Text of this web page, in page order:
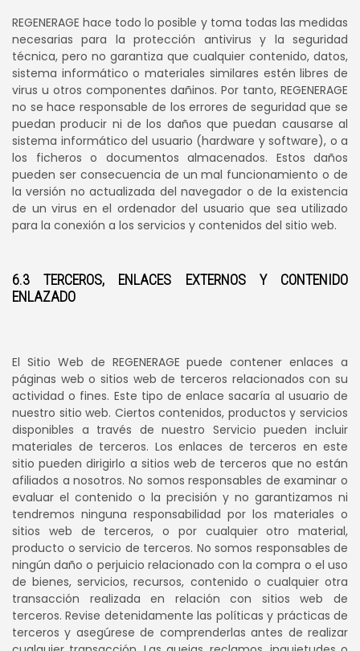
REGENERAGE hace todo lo posible y toma todas las medidas
necesarias para la protección antivirus y la seguridad
técnica, pero no garantiza que cualquier contenido, datos,
sistema informático o materiales similares estén libres de
virus u otros componentes dañinos. Por tanto, REGENERAGE
no se hace responsable de los errores de seguridad que se
puedan producir ni de los daños que puedan causarse al
sistema informático del usuario (hardware y software), o a
los ficheros o documentos almacenados. Estos daños
pueden ser consecuencia de un mal funcionamiento o de
la versión no actualizada del navegador o de la existencia
de un virus en el ordenador del usuario que sea utilizado
para la conexión a los servicios y contenidos del sitio web.
6.3 TERCEROS, ENLACES EXTERNOS Y CONTENIDO
ENLAZADO
El Sitio Web de REGENERAGE puede contener enlaces a
páginas web o sitios web de terceros relacionados con su
actividad o fines. Este tipo de enlace sacaría al usuario de
nuestro sitio web. Ciertos contenidos, productos y servicios
disponibles a través de nuestro Servicio pueden incluir
materiales de terceros. Los enlaces de terceros en este
sitio pueden dirigirlo a sitios web de terceros que no están
afiliados a nosotros. No somos responsables de examinar o
evaluar el contenido o la precisión y no garantizamos ni
tendremos ninguna responsabilidad por los materiales o
sitios web de terceros, o por cualquier otro material,
producto o servicio de terceros. No somos responsables de
ningún daño o perjuicio relacionado con la compra o el uso
de bienes, servicios, recursos, contenido o cualquier otra
transacción realizada en relación con sitios web de
terceros. Revise detenidamente las políticas y prácticas de
terceros y asegúrese de comprenderlas antes de realizar